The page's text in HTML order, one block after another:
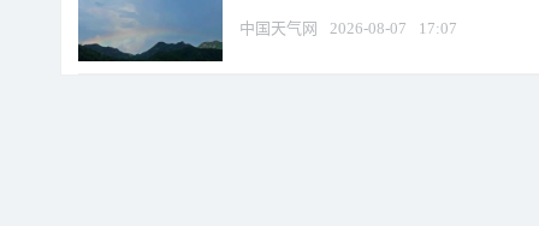
中国天气网 2026-08-07 17:07